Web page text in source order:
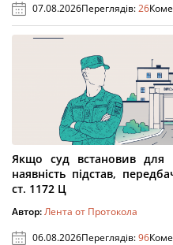
07.08.2026Переглядів:26
Якщо суд встановив для
наявність підстав,
ст. 1172 Ц
Автор:Лента от Протокола
06.08.2026Переглядів:96